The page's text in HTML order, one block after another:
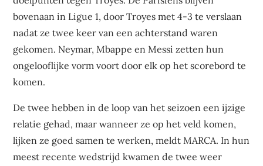
bovenaan in Ligue 1, door Troyes met 4-3 te verslaan
nadat ze twee keer van een achterstand waren
gekomen. Neymar, Mbappe en Messi zetten hun
ongelooflijke vorm voort door elk op het scorebord te
komen.
De twee hebben in de loop van het seizoen een ijzige
relatie gehad, maar wanneer ze op het veld komen,
lijken ze goed samen te werken, meldt MARCA. In hun
meest recente wedstrijd kwamen de twee weer